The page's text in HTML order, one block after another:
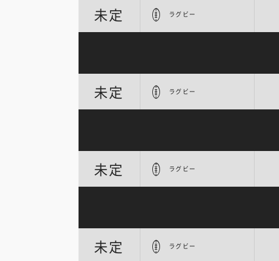
未定 ラグビー
未定 ラグビー
未定 ラグビー
未定 ラグビー